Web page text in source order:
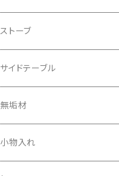
キャンドルウッド
ミニスウェーデントーチ
コンロ
ストーブ
丸太ストーブ
サイドテーブル
無垢材
小物入れ